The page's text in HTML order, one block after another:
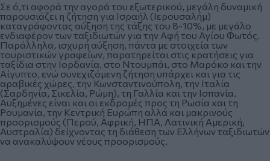
Σε ό,τι αφορά την αγορά του εξωτερικού, μεγάλη δυναμική
παρουσιάζει η ζήτηση για Ισραήλ (Ιερουσαλήμ)
καταγράφοντας αύξηση της τάξης του 8-10%, με μεγάλο
ενδιαφέρον των ταξιδιωτών για την Αφή του Αγίου Φωτός.
Παράλληλα, ισχυρή αύξηση, πάντα με στοιχεία των
τουριστικών γραφείων, παρατηρείται στις κρατήσεις για
ταξίδια στην Ιορδανία, στο Ντουμπάι, στο Μαρόκο και την
Αίγυπτο, ενώ συνεχιζόμενη ζήτηση υπάρχει και για τις
αραβικές χώρες, την Κωνσταντινούπολη, την Ιταλία
(Σαρδηνία, Σικελία, Ρώμη), τη Γαλλία και την Ισπανία.
Αυξημένες είναι και οι εκδρομές προς τη Ρωσία και τη
Ρουμανία, την Κεντρική Ευρώπη αλλά και μακρινούς
προορισμούς (Περού, Αφρική, ΗΠΑ, Λατινική Αμερική,
Αυστραλία) δείχνοντας τη διάθεση των Ελλήνων ταξιδιωτών
να ανακαλύψουν νέους προορισμούς.